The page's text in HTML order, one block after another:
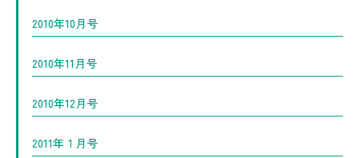
2010年10月号
2010年11月号
2010年12月号
2011年１月号